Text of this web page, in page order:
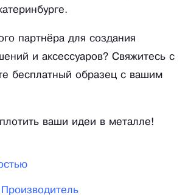
партнёра для создания
и аксессуаров? Свяжитесь с
бесплатный образец с вашим
ваши идеи в металле!
Производитель